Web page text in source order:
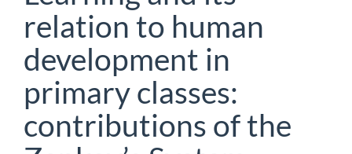
relation to human
development in
primary classes:
contributions of the